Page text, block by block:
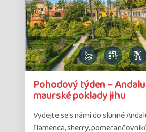
Pohodový týden –
maurské poklady jihu
Vydejte se s námi do slunné
flamenca, sherry,
zájazdu